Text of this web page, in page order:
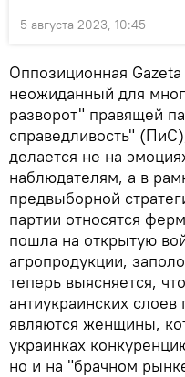
5 августа 2023, 10:45
Оппозиционная
неожиданный для
разворот" правящей
справедливость"
делается не на
наблюдателям, а в
предвыборной
партии относятся
пошла на открытую
агропродукции,
теперь выясняется,
антиукраинских
являются женщины,
украинках
но и на "брачном